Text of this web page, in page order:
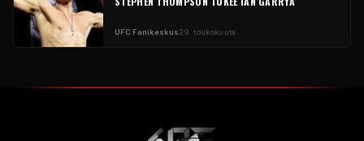
UFCFanikeskus29. toukokuuta